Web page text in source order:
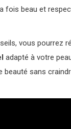
fois beau et
vous pourrez
adapté à votre
beauté sans